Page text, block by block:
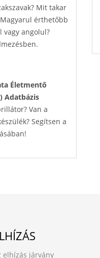
Mit takar
érthetőbb
angolul?
Életmentő
Adatbázis
Van a
Segítsen a
elhízás járvány